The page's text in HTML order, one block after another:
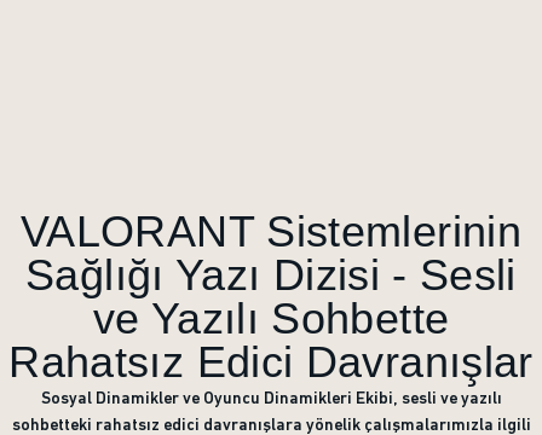
VALORANT Sistemlerinin
Sağlığı Yazı Dizisi - Sesli
ve Yazılı Sohbette
Rahatsız Edici Davranışlar
Sosyal Dinamikler ve Oyuncu Dinamikleri Ekibi, sesli ve yazılı
sohbetteki rahatsız edici davranışlara yönelik çalışmalarımızla ilgili